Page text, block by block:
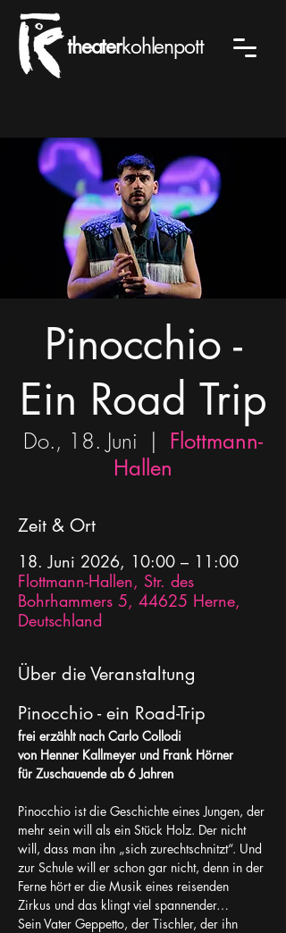
theaterkohlenpott
Pinocchio -
Ein Road Trip
Do., 18. Juni
  |
Flottmann-
Hallen
Zeit & Ort
18. Juni 2026, 10:00 – 11:00
Flottmann-Hallen, Str. des
Bohrhammers 5, 44625 Herne,
Deutschland
Über die Veranstaltung
Pinocchio - ein Road-Trip
frei erzählt nach Carlo Collodi
von Henner Kallmeyer und Frank Hörner
für Zuschauende ab 6 Jahren
Pinocchio ist die Geschichte eines Jungen, der
mehr sein will als ein Stück Holz. Der nicht
will, dass man ihn „sich zurechtschnitzt“. Und
zur Schule will er schon gar nicht, denn in der
Ferne hört er die Musik eines reisenden
Zirkus und das klingt viel spannender…
Sein Vater Geppetto, der Tischler, der ihn